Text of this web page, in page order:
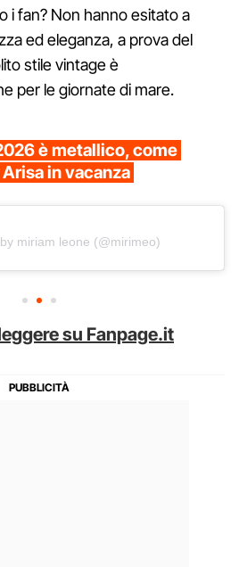
i fan? Non hanno esitato a
ed eleganza, a prova del
stile vintage è
per le giornate di mare.
è metallico, come
in vacanza
miriam leone (@mirimeo)
su Fanpage.it